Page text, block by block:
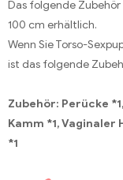
Das folgende
100 cm erhältlich.
Wenn Sie Torso-
ist das folgende
Zubehör: Perücke
Kamm *1, Vaginaler
*1